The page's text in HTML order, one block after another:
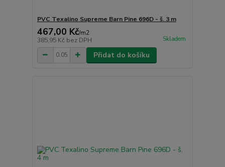
PVC Texalino Supreme Barn Pine 696D - š. 3 m
467,00 Kč/m2
385,95 Kč bez DPH Skladem
Přidat do košíku